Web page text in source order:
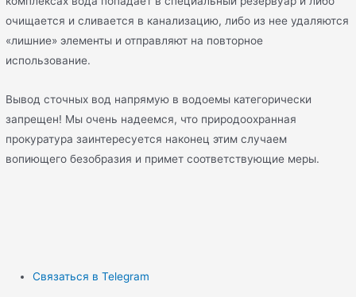
очищается и сливается в канализацию, либо из нее удаляются
«лишние» элементы и отправляют на повторное
использование.
Вывод сточных вод напрямую в водоемы категорически
запрещен! Мы очень надеемся, что природоохранная
прокуратура заинтересуется наконец этим случаем
вопиющего безобразия и примет соответствующие меры.
Связаться в Telegram